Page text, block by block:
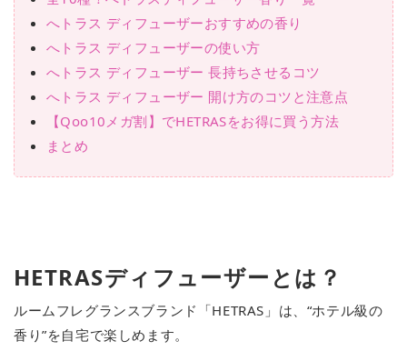
へトラス ディフューザーおすすめの香り
へトラス ディフューザーの使い方
へトラス ディフューザー 長持ちさせるコツ
へトラス ディフューザー 開け方のコツと注意点
【Qoo10メガ割】でHETRASをお得に買う方法
まとめ
HETRASディフューザーとは？
ルームフレグランスブランド「HETRAS」は、“ホテル級の
香り”を自宅で楽しめます。